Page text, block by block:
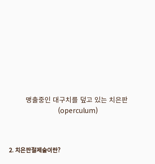
맹출중인 대구치를 덮고 있는 치은판
(operculum)
2. 치은판절제술이란?